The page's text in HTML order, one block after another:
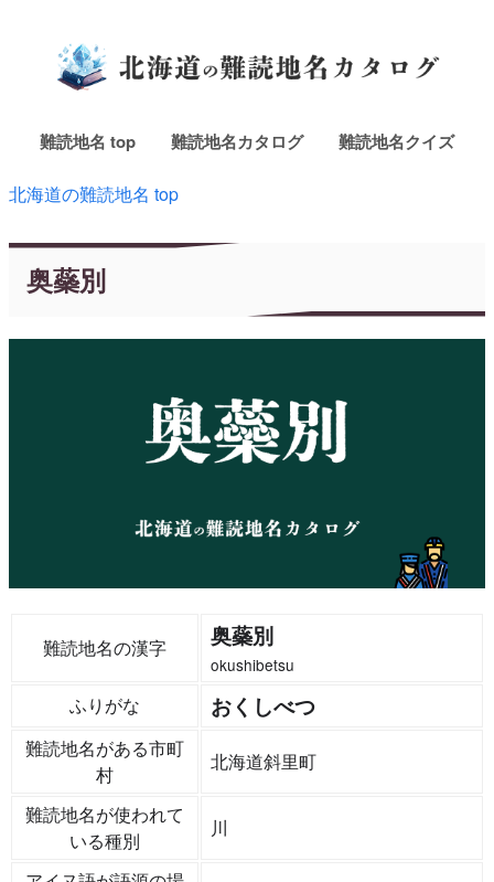
難読地名 top 難読地名カタログ 難読地名クイズ
北海道の難読地名 top
奥蘂別
難読地名の漢字 奥蘂別
okushibetsu
ふりがな おくしべつ
難読地名がある市町
村
北海道斜里町
難読地名が使われて
いる種別
川